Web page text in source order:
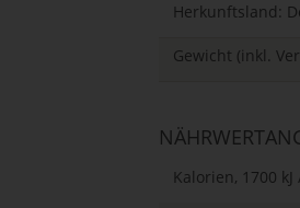
Herkunftsland:
Gewicht (inkl.
Kalorien, 1700 kJ